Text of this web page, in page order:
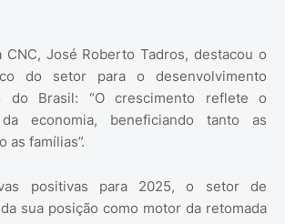
CNC, José Roberto Tadros, destacou o
do setor para o desenvolvimento
do Brasil: “O crescimento reflete o
economia, beneficiando tanto as
as famílias”.
positivas para 2025, o setor de
sua posição como motor da retomada